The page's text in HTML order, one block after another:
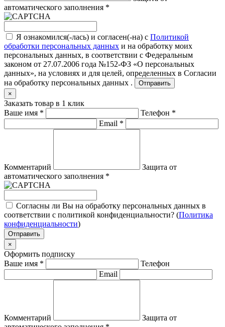
автоматического заполнения *
Я ознакомился(-лась) и согласен(-на) с Политикой
обработки персональных данных и на обработку моих
персональных данных, в соответствии с Федеральным
законом от 27.07.2006 года №152-ФЗ «О персональных
данных», на условиях и для целей, определенных в Согласии
на обработку персональных данных .
Отправить
×
Заказать товар в 1 клик
Ваше имя * Телефон *
Email *
Комментарий
Защита от
автоматического заполнения *
Согласны ли Вы на обработку персональных данных в
соответствии с политикой конфиденциальности? (Политика
конфиденциальности)
Отправить
×
Оформить подписку
Ваше имя *
Телефон
Email
Комментарий
Защита от